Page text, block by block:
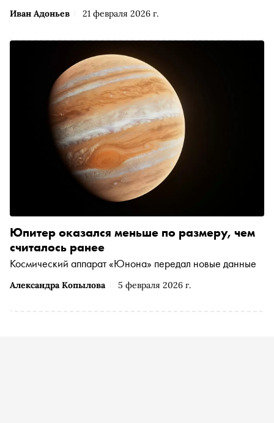
Иван Адоньев 21 февраля 2026 г.
Александра Копылова 5 февраля 2026 г.
Юпитер оказался меньше по размеру, чем
считалось ранее
Космический аппарат «Юнона» передал новые данные